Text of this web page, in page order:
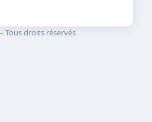
droits réservés